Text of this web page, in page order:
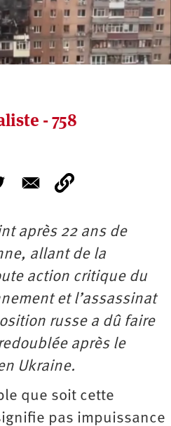
- 758
après 22 ans de
allant de la
action critique du
et l’assassinat
russe a dû faire
après le
Ukraine.
que soit cette
pas impuissance